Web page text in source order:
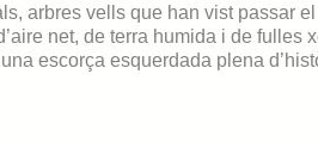
arbres vells que han vist passar
net, de terra humida i de fulles
escorça esquerdada plena